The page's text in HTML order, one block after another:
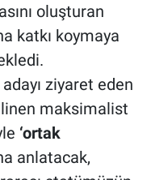
oluşturan
katkı koymaya
ziyaret eden
maksimalist
‘ortak
anlatacak,